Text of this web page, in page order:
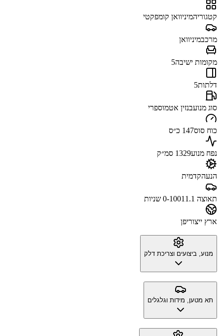
קטגוריהמיניוואן קומפקטי
מרכבמיניוואן
מקומות ישיבה5
דלתות5
סוג מנועבנזין אטמוספרי
כוח סוס147 כ״ס
נפח מנוע1329 סמ״ק
הנעהקדמית
תאוצה 0-100 11.1 שניות
ארץ ייצוריפן
מנוע, ביצועים וצריכת דלק
תא מטען, מידות וגלגלים